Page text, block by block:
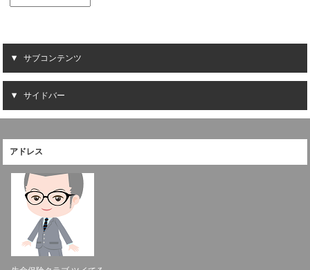
サブコンテンツ
サイドバー
アドレス